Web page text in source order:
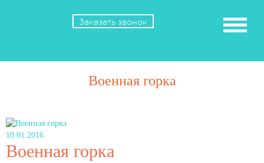
Заказать звонок
Военная горка
18.01.2016
Военная горка